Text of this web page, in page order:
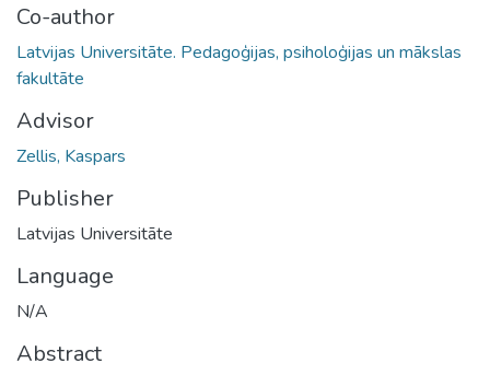
Co-author
Latvijas Universitāte. Pedagoģijas, psiholoģijas un mākslas
fakultāte
Advisor
Zellis, Kaspars
Publisher
Latvijas Universitāte
Language
N/A
Abstract